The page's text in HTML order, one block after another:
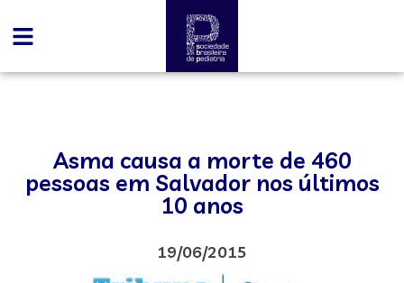
Asma causa a morte de 460
pessoas em Salvador nos últimos
10 anos
19/06/2015